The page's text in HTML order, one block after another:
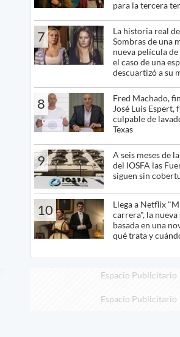
para la tercera
7
La historia real
Sombras de una
nueva película
el caso de una
descuartizó a su
8
Fred Machado,
José Luis Espert,
culpable de
Texas
9
A seis meses de
del IOSFA las
siguen sin
10
Llega a Netflix
carrera", la
basada en una
qué trata y
Espacio Publicitario
Espacio Publicitario